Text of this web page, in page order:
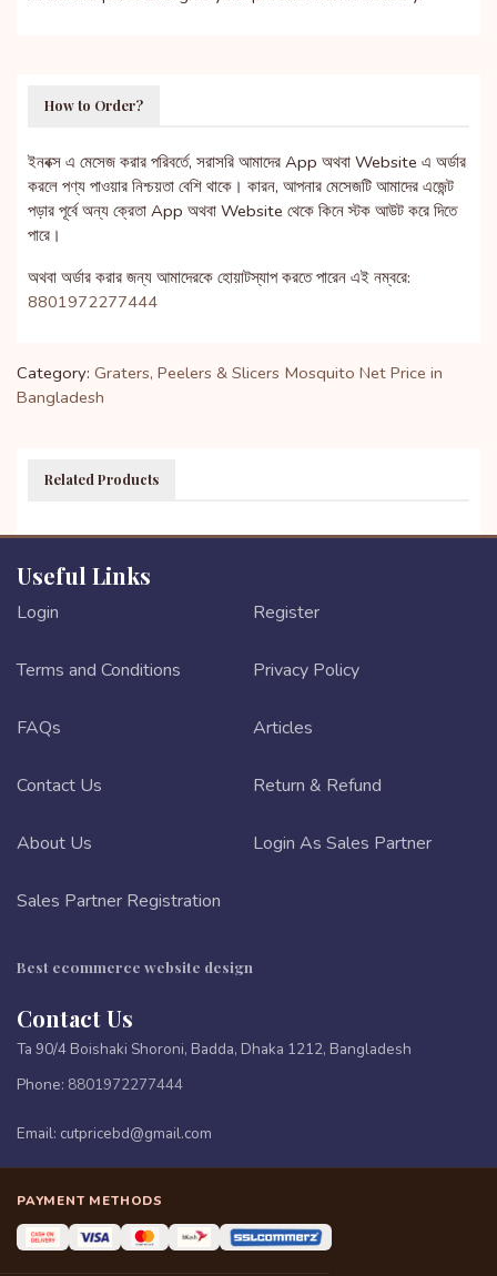
How to Order?
ইনবক্স এ মেসেজ করার পরিবর্তে, সরাসরি আমাদের App অথবা Website এ অর্ডার
করলে পণ্য পাওয়ার নিশ্চয়তা বেশি থাকে। কারন, আপনার মেসেজটি আমাদের এজেন্ট
পড়ার পূর্বে অন্য ক্রেতা App অথবা Website থেকে কিনে স্টক আউট করে দিতে
পারে।
অথবা অর্ডার করার জন্য আমাদেরকে হোয়াটস্যাপ করতে পারেন এই নম্বরে:
8801972277444
Category: Graters, Peelers & Slicers Mosquito Net Price in
Bangladesh
Related Products
Useful Links
Login Register
Terms and Conditions Privacy Policy
FAQs Articles
Contact Us Return & Refund
About Us Login As Sales Partner
Sales Partner Registration
Best ecommerce website design
Contact Us
Ta 90/4 Boishaki Shoroni, Badda, Dhaka 1212, Bangladesh
Phone: 8801972277444
Email: cutpricebd@gmail.com
PAYMENT METHODS